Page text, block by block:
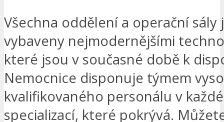
Všechna oddělení a operační sály
vybaveny nejmodernějšími
které jsou v současné době k
Nemocnice disponuje týmem
kvalifikovaného personálu v
specializací, které pokrývá.